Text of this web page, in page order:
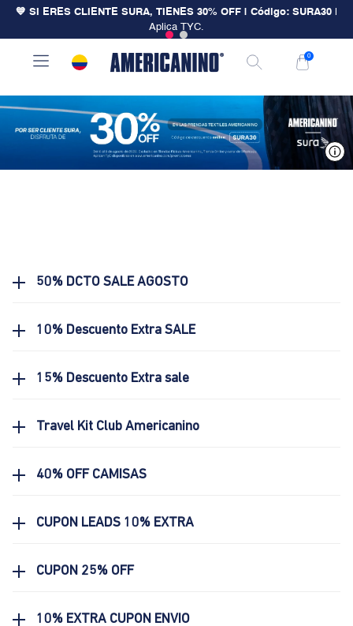
💙 SI ERES CLIENTE SURA, TIENES 30% OFF | Código: SURA30
Aplica TYC.
0
50% DCTO SALE AGOSTO
10% Descuento Extra SALE
15% Descuento Extra sale
Travel Kit Club Americanino
40% OFF CAMISAS
CUPON LEADS 10% EXTRA
CUPON 25% OFF
10% EXTRA CUPON ENVIO